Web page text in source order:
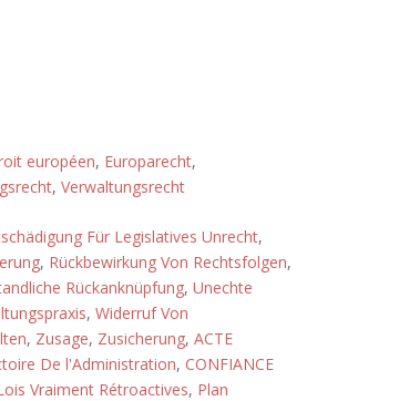
européen, Europarecht,
, Verwaltungsrecht
Für Legislatives Unrecht,
, Rückbewirkung Von Rechtsfolgen,
Rückanknüpfung, Unechte
, Widerruf Von
, Zusage, Zusicherung, ACTE
De l'Administration, CONFIANCE
Vraiment Rétroactives, Plan